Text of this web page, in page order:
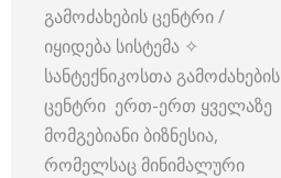
გამოძახების ცენტრი /
იყიდება სისტემა ✧
სანტექნიკოსთა გამოძახების
ცენტრი ერთ-ერთ ყველაზე
მომგებიანი ბიზნესია,
რომელსაც მინიმალური